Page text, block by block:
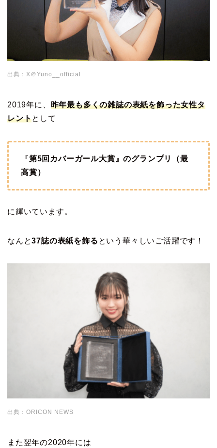
出典：X＠Yuno__official
2019年に、 昨年最も多くの雑誌の表紙を飾った女性タ
レントとして
『第5回カバーガール大賞』のグランプリ（最
高賞）
に輝いています。
なんと37誌の表紙を飾る という華々しいご活躍です！
出典：ORICON NEWS
また翌年の2020年には